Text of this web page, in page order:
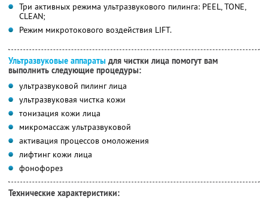
Три активных режима ультразвукового пилинга: PEEL, TONE,
CLEAN;
Режим микротокового воздействия LIFT.
Ультразвуковые аппараты для чистки лица помогут вам
выполнить следующие процедуры:
ультразвуковой пилинг лица
ультразвуковая чистка кожи
тонизация кожи лица
микромассаж ультразвуковой
активация процессов омоложения
лифтинг кожи лица
фонофорез
Технические характеристики: